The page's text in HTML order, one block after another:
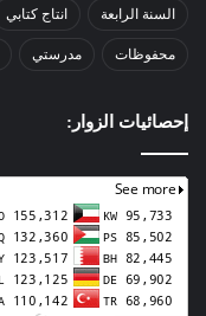
السنة الرابعة انتاج كتابي
محفوظات مدرستي
إحصائيات الزوار: